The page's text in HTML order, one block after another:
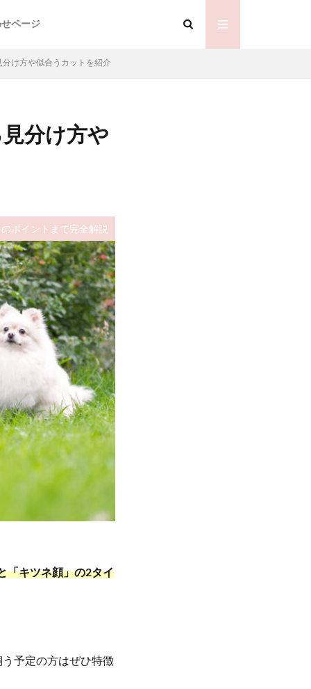
ページ
け方や似合うカットを紹介
分け方や
ポイントまで完全解説
「キツネ顔」の2タイ
予定の方はぜひ特徴